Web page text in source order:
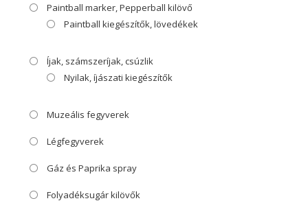
Paintball marker, Pepperball kilövő
Paintball kiegészítők, lövedékek
Íjak, számszeríjak, csúzlik
Nyilak, íjászati kiegészítők
Muzeális fegyverek
Légfegyverek
Gáz és Paprika spray
Folyadéksugár kilövők